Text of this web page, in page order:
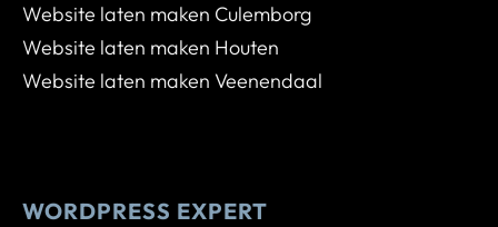
Website laten maken Culemborg
Website laten maken Houten
Website laten maken Veenendaal
WORDPRESS EXPERT